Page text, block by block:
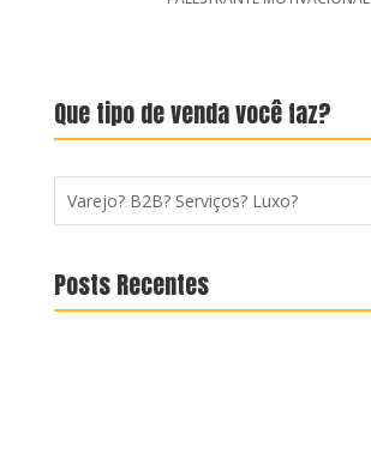
Que tipo de venda você faz?
Posts Recentes